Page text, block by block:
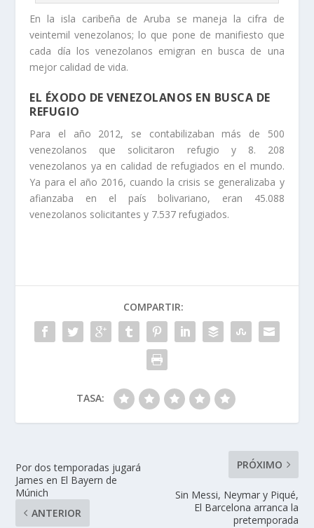
En la isla caribeña de Aruba se maneja la cifra de
veintemil venezolanos; lo que pone de manifiesto que
cada día los venezolanos emigran en busca de una
mejor calidad de vida.
EL ÉXODO DE VENEZOLANOS EN BUSCA DE
REFUGIO
Para el año 2012, se contabilizaban más de 500
venezolanos que solicitaron refugio y 8. 208
venezolanos ya en calidad de refugiados en el mundo.
Ya para el año 2016, cuando la crisis se generalizaba y
afianzaba en el país bolivariano, eran 45.088
venezolanos solicitantes y 7.537 refugiados.
COMPARTIR:
TASA:
Por dos temporadas jugará
James en El Bayern de
Múnich
ANTERIOR
PRÓXIMO
Sin Messi, Neymar y Piqué,
El Barcelona arranca la
pretemporada